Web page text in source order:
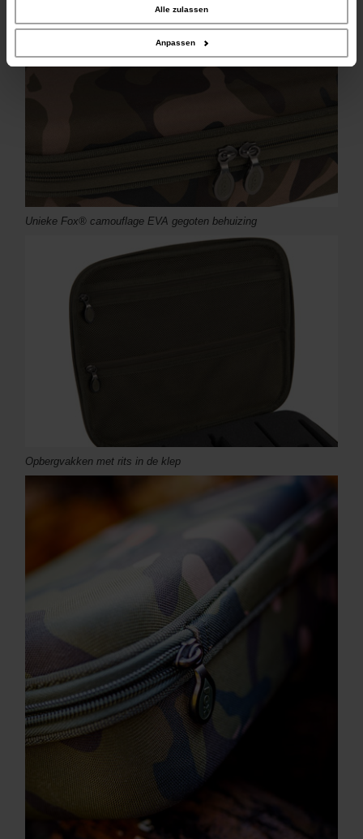
weiter. Unsere Partner führen diese Informationen möglicherweise mit weiteren
Daten zusammen, die Sie ihnen bereitgestellt haben oder die sie im Rahmen
Ihrer Nutzung der Dienste gesammelt haben.
Alle zulassen
Anpassen
Unieke Fox® camouflage EVA gegoten behuizing
Opbergvakken met rits in de klep